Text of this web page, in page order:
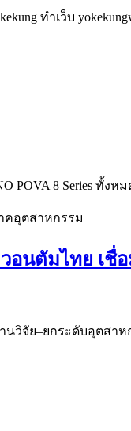
ทำเว็บ
8 Series ทั้งห
อนตัมไทย เชื่
นวิจัย–ยกระดับอุตสา